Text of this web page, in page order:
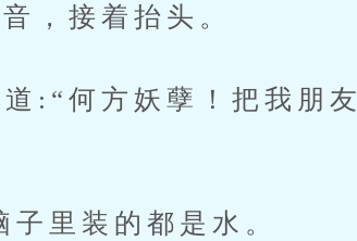
接着抬头。
何方妖孽！把我朋友
装的都是水。